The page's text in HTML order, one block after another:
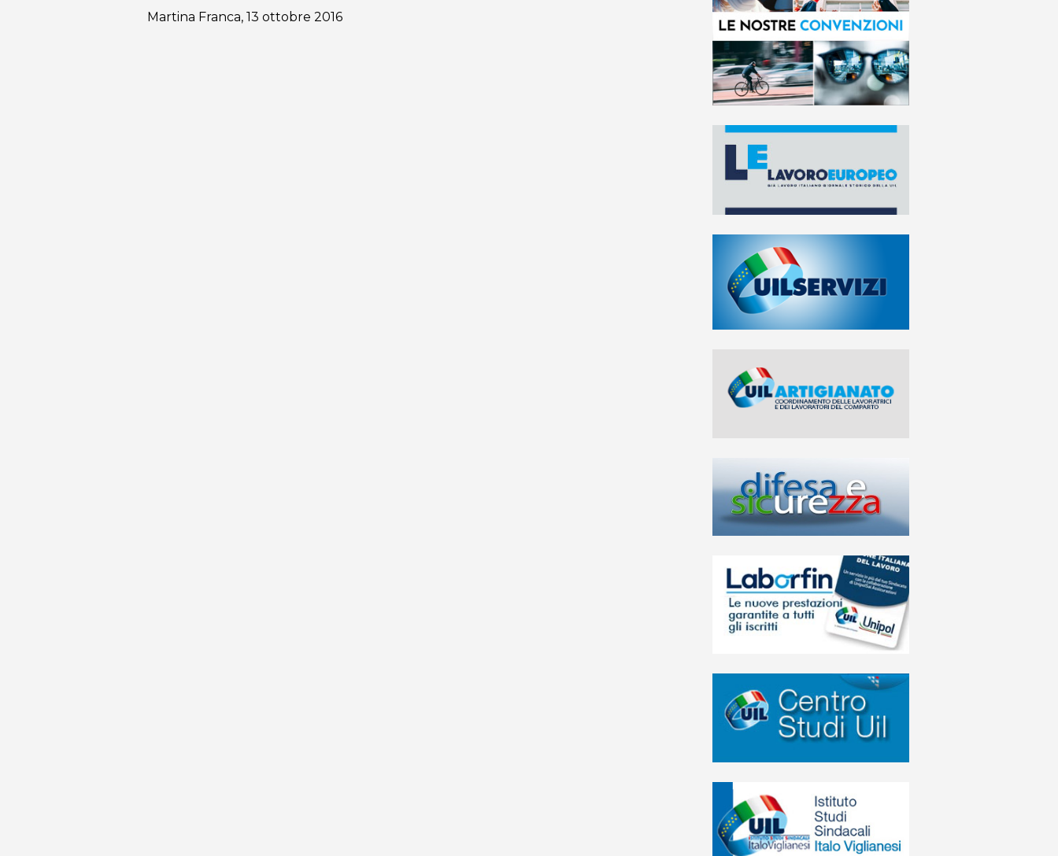
Martina Franca, 13 ottobre 2016